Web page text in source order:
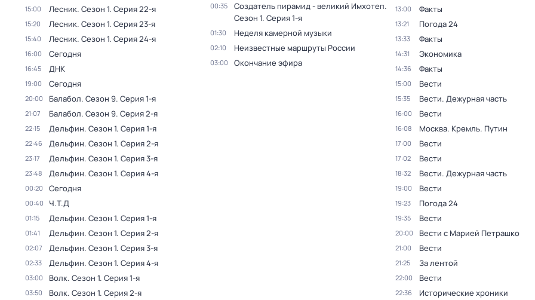
15:00 Лесник. Сезон 1. Серия 22-я
15:20 Лесник. Сезон 1. Серия 23-я
15:40 Лесник. Сезон 1. Серия 24-я
16:00 Сегодня
16:45 ДНК
19:00 Сегодня
20:00 Балабол. Сезон 9. Серия 1-я
21:07 Балабол. Сезон 9. Серия 2-я
22:15 Дельфин. Сезон 1. Серия 1-я
22:46 Дельфин. Сезон 1. Серия 2-я
23:17 Дельфин. Сезон 1. Серия 3-я
23:48 Дельфин. Сезон 1. Серия 4-я
00:20 Сегодня
00:40 Ч.T.Д
01:15 Дельфин. Сезон 1. Серия 1-я
01:41 Дельфин. Сезон 1. Серия 2-я
02:07 Дельфин. Сезон 1. Серия 3-я
02:33 Дельфин. Сезон 1. Серия 4-я
03:00 Волк. Сезон 1. Серия 1-я
03:50 Волк. Сезон 1. Серия 2-я
00:35 Создатель пирамид - великий Имхотеп.
Сезон 1. Серия 1-я
01:30 Неделя камерной музыки
02:10 Неизвестные маршруты России
03:00 Окончание эфира
13:00 Факты
13:21 Погода 24
13:33 Факты
14:31 Экономика
14:36 Факты
15:00 Вести
15:35 Вести. Дежурная часть
16:00 Вести
16:08 Москва. Кремль. Путин
17:00 Вести
17:02 Вести
18:32 Вести. Дежурная часть
19:00 Вести
19:23 Погода 24
19:35 Вести
20:00 Вести с Марией Петрашко
21:00 Вести
21:25 За лентой
22:00 Вести
22:36 Исторические хроники